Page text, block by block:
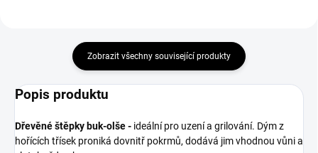
Zobrazit všechny související produkty
Popis produktu
Dřevěné štěpky buk-olše - ideální pro uzení a grilování. Dým z
hořících třísek proniká dovnitř pokrmů, dodává jim vhodnou vůni a